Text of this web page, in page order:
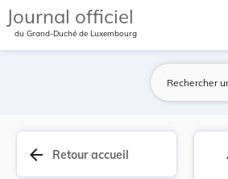
Journal officiel
du Grand-Duché de Luxembourg
arrow_back Retour accueil